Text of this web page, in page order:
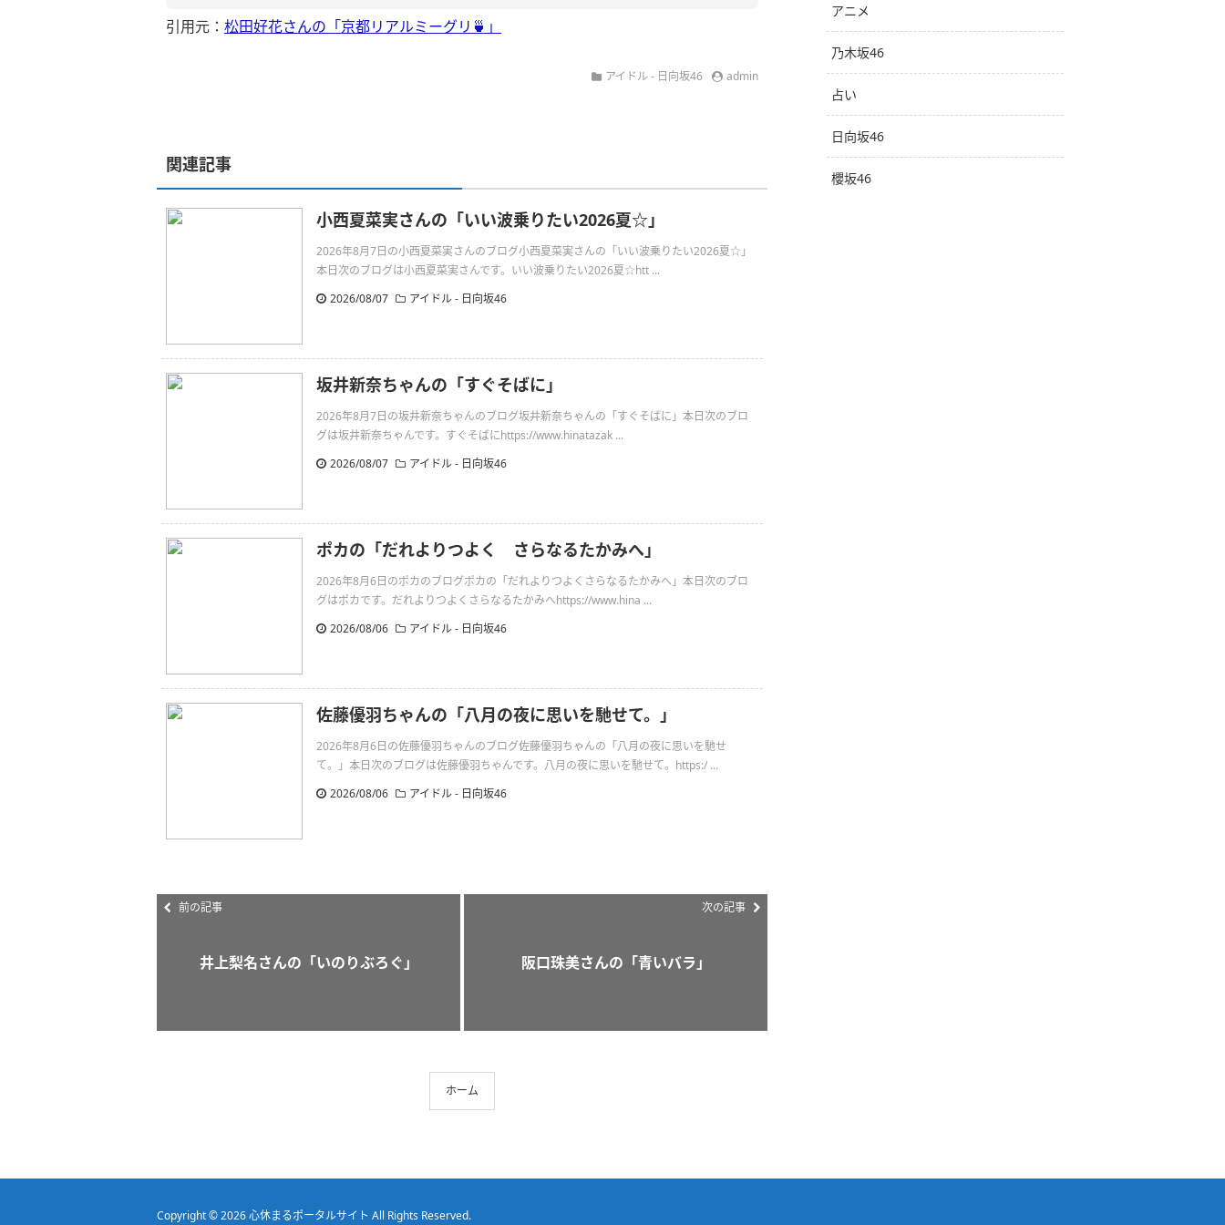
引用元： 松田好花さんの「京都リアルミーグリ🍵」
アイドル - 日向坂46 admin
関連記事
小西夏菜実さんの「いい波乗りたい2026夏‪☆」
2026年8月7日の小西夏菜実さんのブログ小西夏菜実さんの「いい波乗りたい2026夏‪☆」
本日次のブログは小西夏菜実さんです。いい波乗りたい2026夏‪☆htt ...
2026/08/07
アイドル - 日向坂46
坂井新奈ちゃんの「すぐそばに」
2026年8月7日の坂井新奈ちゃんのブログ坂井新奈ちゃんの「すぐそばに」本日次のブロ
グは坂井新奈ちゃんです。すぐそばにhttps://www.hinatazak ...
2026/08/07
アイドル - 日向坂46
ポカの「だれよりつよく さらなるたかみへ」
2026年8月6日のポカのブログポカの「だれよりつよくさらなるたかみへ」本日次のブロ
グはポカです。だれよりつよくさらなるたかみへhttps://www.hina ...
2026/08/06
アイドル - 日向坂46
佐藤優羽ちゃんの「八月の夜に思いを馳せて。」
2026年8月6日の佐藤優羽ちゃんのブログ佐藤優羽ちゃんの「八月の夜に思いを馳せ
て。」本日次のブログは佐藤優羽ちゃんです。八月の夜に思いを馳せて。https:/ ...
2026/08/06
アイドル - 日向坂46
前の記事
井上梨名さんの「いのりぶろぐ」
次の記事
阪口珠美さんの「青いバラ」
ホーム
アニメ
乃木坂46
占い
日向坂46
櫻坂46
Copyright © 2026心休まるポータルサイト All Rights Reserved.